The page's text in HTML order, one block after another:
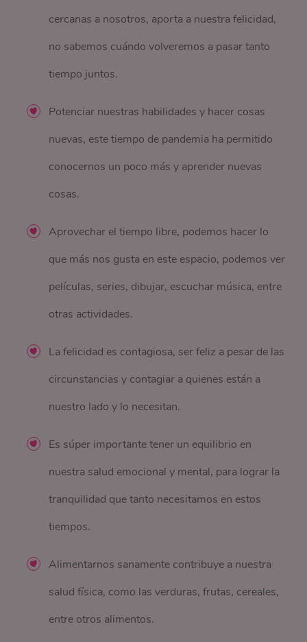
cercanas a nosotros, aporta a nuestra felicidad,
no sabemos cuándo volveremos a pasar tanto
tiempo juntos.
Potenciar nuestras habilidades y hacer cosas
nuevas, este tiempo de pandemia ha permitido
conocernos un poco más y aprender nuevas
cosas.
Aprovechar el tiempo libre, podemos hacer lo
que más nos gusta en este espacio, podemos ver
películas, series, dibujar, escuchar música, entre
otras actividades.
La felicidad es contagiosa, ser feliz a pesar de las
circunstancias y contagiar a quienes están a
nuestro lado y lo necesitan.
Es súper importante tener un equilibrio en
nuestra salud emocional y mental, para lograr la
tranquilidad que tanto necesitamos en estos
tiempos.
Alimentarnos sanamente contribuye a nuestra
salud física, como las verduras, frutas, cereales,
entre otros alimentos.